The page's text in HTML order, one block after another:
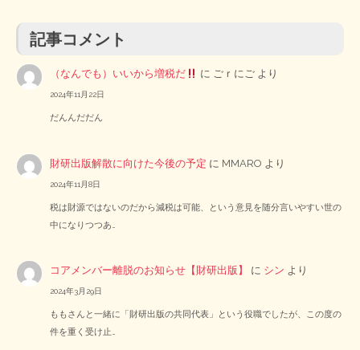
記事コメント
（なんでも）いいから増税だ に ごｒにご より
2024年11月22日
だんんだだん
財研出版解散に向けた今後の予定 に MMARO より
2024年11月8日
税は財源ではないのだから減税は可能、という意見を随分言いやすい世の
中になりつつあ…
コアメンバー離脱のお知らせ【財研出版】 に シン より
2024年3月29日
ももさんと一緒に「財研出版の共同代表」という役職でしたが、この度の
件を重く受け止…